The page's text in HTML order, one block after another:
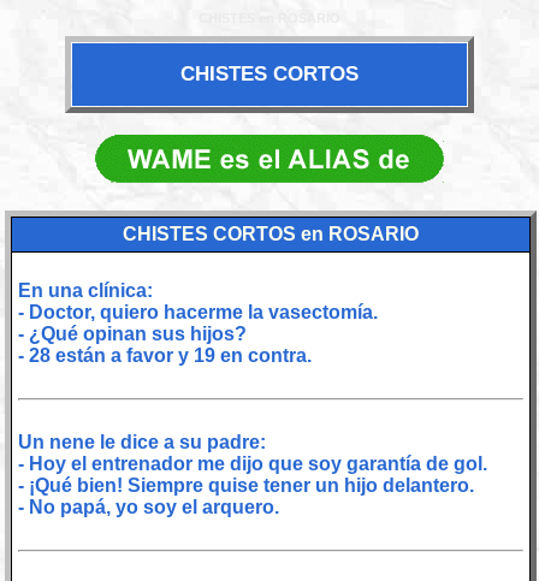
CHISTES CORTOS
CHISTES CORTOS en ROSARIO
En una clínica:
- Doctor, quiero hacerme la vasectomía.
- ¿Qué opinan sus hijos?
- 28 están a favor y 19 en contra.
Un nene le dice a su padre:
- Hoy el entrenador me dijo que soy garantía de gol.
- ¡Qué bien! Siempre quise tener un hijo delantero.
- No papá, yo soy el arquero.